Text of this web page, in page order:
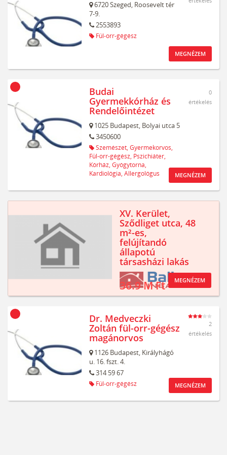
6720Szeged, Roosevelt tér
7-9.
2553893
Fül-orr-gégész
MEGNÉZEM
Budai
Gyermekkórház és
Rendelőintézet
1025 Budapest, Bolyai utca 5
3450600
Szemészet, Gyermekorvos,
Fül-orr-gégész, Pszichiáter,
Kórház, Gyógytorna,
Kardiológia, Allergológus
0
értékelés
MEGNÉZEM
XV. Kerület,
Sződliget utca, 48
m²-es,
felújítandó
állapotú
társasházi lakás
36.9 M Ft MEGNÉZEM
Dr. Medveczki
Zoltán fül-orr-gégész
magánorvos
1126 Budapest, Királyhágó
u. 16. fszt. 4.
314 59 67
Fül-orr-gégész
2
értékelés
MEGNÉZEM